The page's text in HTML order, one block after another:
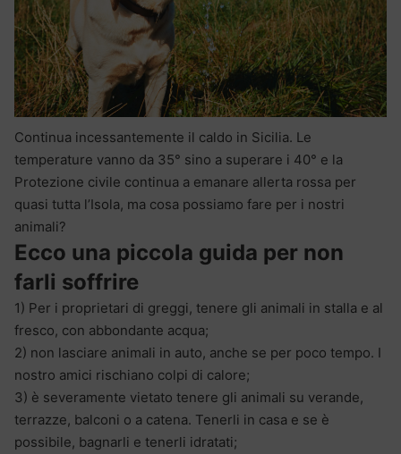
Continua incessantemente il caldo in Sicilia. Le
temperature vanno da 35° sino a superare i 40° e la
Protezione civile continua a emanare allerta rossa per
quasi tutta l’Isola, ma cosa possiamo fare per i nostri
animali?
Ecco una piccola guida per non
farli soffrire
1) Per i proprietari di greggi, tenere gli animali in stalla e al
fresco, con abbondante acqua;
2) non lasciare animali in auto, anche se per poco tempo. I
nostro amici rischiano colpi di calore;
3) è severamente vietato tenere gli animali su verande,
terrazze, balconi o a catena. Tenerli in casa e se è
possibile, bagnarli e tenerli idratati;